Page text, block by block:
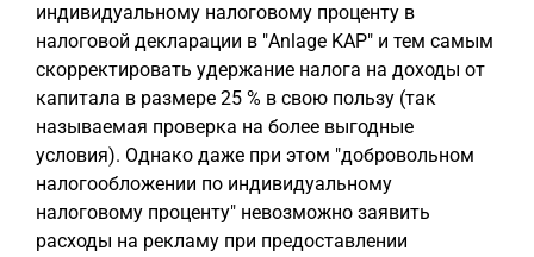
индивидуальному налоговому проценту в
налоговой декларации в "Anlage KAP" и тем самым
скорректировать удержание налога на доходы от
капитала в размере 25 % в свою пользу (так
называемая проверка на более выгодные
условия). Однако даже при этом "добровольном
налогообложении по индивидуальному
налоговому проценту" невозможно заявить
расходы на рекламу при предоставлении